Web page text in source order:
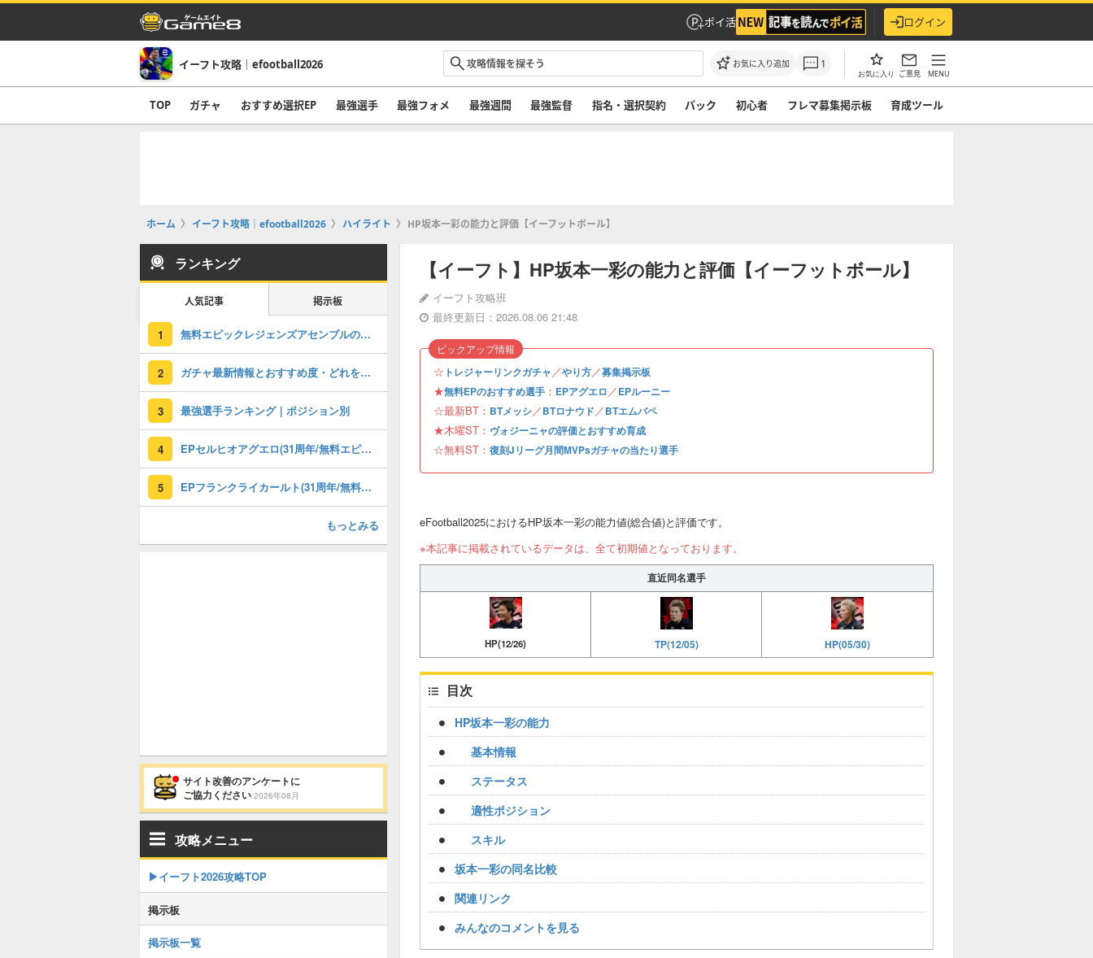
ポイ活 ログイン
イーフト攻略｜efootball2026 お気に入り追加 1
お気に入り ご意見 MENU
TOP ガチャ おすすめ選択EP 最強選手 最強フォメ 最強週間 最強監督 指名・選択契約 パック 初心者 フレマ募集掲示板 育成ツール
ホーム イーフト攻略｜efootball2026 ハイライト HP坂本一彩の能力と評価【イーフットボール】
【イーフト】HP坂本一彩の能力と評価【イーフットボール】
イーフト攻略班
最終更新日：2026.08.06 21:48
☆ トレジャーリンクガチャ／やり方／募集掲示板
★無料EPのおすすめ選手 ： EPアグエロ／EPルーニー
☆最新BT： BTメッシ／BTロナウド／BTエムバペ
★木曜ST： ヴォジーニャの評価とおすすめ育成
☆無料ST： 復刻Jリーグ月間MVPsガチャの当たり選手
ピックアップ情報
eFootball2025におけるHP坂本一彩の能力値(総合値)と評価です。
※本記事に掲載されているデータは、全て初期値となっております。
直近同名選手
HP(12/26) TP(12/05) HP(05/30)
目次
HP坂本一彩の能力
基本情報
ステータス
適性ポジション
スキル
坂本一彩の同名比較
関連リンク
みんなのコメントを見る
ランキング
人気記事 掲示板
1 無料エピックレジェンズアセンブルのおすすめ選択(当たり)選手ランキングと引き方
2 ガチャ最新情報とおすすめ度・どれを引くべき？
3 最強選手ランキング｜ポジション別
4 EPセルヒオアグエロ(31周年/無料エピック)の評価とおすすめ育成・スキル追加
5 EPフランクライカールト(31周年/無料エピック)の評価とおすすめ育成・スキル追加
もっとみる
サイト改善のアンケートに
ご協力ください 2026年08月
攻略メニュー
▶イーフト2026攻略TOP
掲示板
掲示板一覧